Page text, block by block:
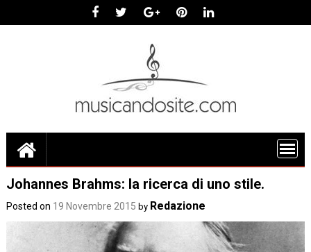
Johannes Brahms: la ricerca di uno stile.
Posted on 19 Novembre 2015 by Redazione